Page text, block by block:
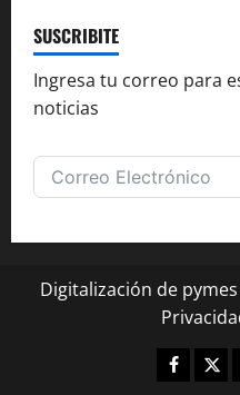
SUSCRIBITE
Ingresa tu correo para
noticias
Digitalización de pymes